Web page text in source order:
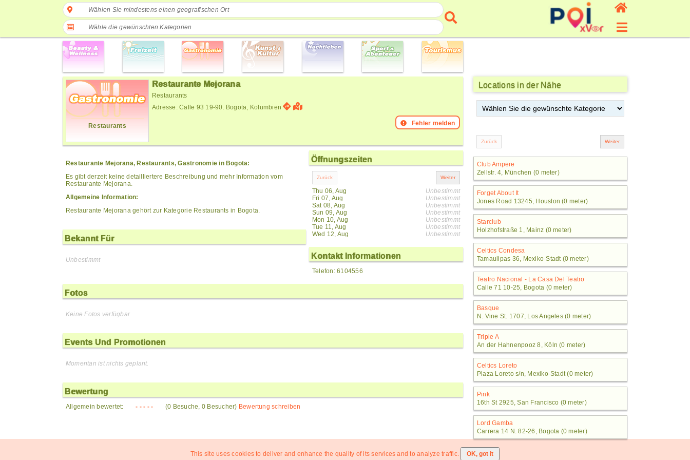
Wählen Sie mindestens einen geografischen Ort
Wähle die gewünschten Kategorien
Restaurants
Restaurante Mejorana
Restaurants
Adresse: Calle 93 19-90. Bogota, Kolumbien
Fehler melden
Restaurante Mejorana, Restaurants, Gastronomie in Bogota:
Es gibt derzeit keine detailliertere Beschreibung und mehr Information vom
Restaurante Mejorana.
Allgemeine Information:
Restaurante Mejorana gehört zur Kategorie Restaurants in Bogota.
Bekannt Für
Unbestimmt
Öffnungszeiten
Thu 06, Aug
Fri 07, Aug
Sat 08, Aug
Sun 09, Aug
Mon 10, Aug
Tue 11, Aug
Wed 12, Aug
Unbestimmt
Unbestimmt
Unbestimmt
Unbestimmt
Unbestimmt
Unbestimmt
Unbestimmt
Kontakt Informationen
Telefon: 6104556
Fotos
Keine Fotos verfügbar
Events Und Promotionen
Momentan ist nichts geplant.
Bewertung
Allgemein bewertet: - - - - - (0 Besuche, 0 Besucher) Bewertung schreiben
Locations in der Nähe
Club Ampere
Zellstr. 4, München (0 meter)
Forget About It
Jones Road 13245, Houston (0 meter)
Starclub
Holzhofstraße 1, Mainz (0 meter)
Celtics Condesa
Tamaulipas 36, Mexiko-Stadt (0 meter)
Teatro Nacional - La Casa Del Teatro
Calle 71 10-25, Bogota (0 meter)
Basque
N. Vine St. 1707, Los Angeles (0 meter)
Triple A
An der Hahnenpooz 8, Köln (0 meter)
Celtics Loreto
Plaza Loreto s/n, Mexiko-Stadt (0 meter)
Pink
16th St 2925, San Francisco (0 meter)
Lord Gamba
Carrera 14 N. 82-26, Bogota (0 meter)
This site uses cookies to deliver and enhance the quality of its services and to analyze traffic.